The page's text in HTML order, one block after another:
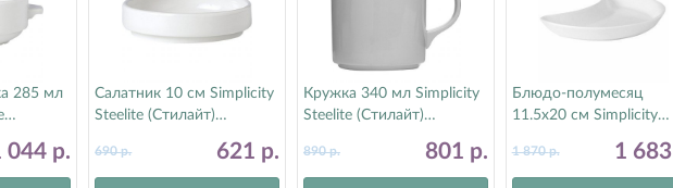
285 мл
044 р.
Салатник 10 см Simplicity
Steelite (Стилайт)
621 р.
690р.
Кружка 340 мл Simplicity
Steelite (Стилайт)
801 р.
890р.
Блюдо-полумесяц
11.5х20 см Simplicity
11010207
1 683
1 870р.